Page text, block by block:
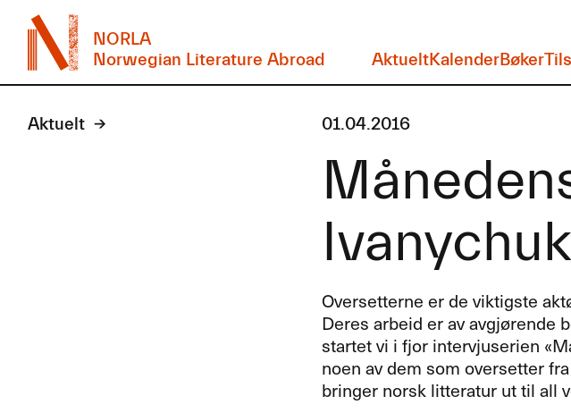
NORLA
Norwegian Literature Abroad
AktueltKalenderBøker
Aktuelt 01.04.2016
Ivanychuk
Oversetterne er de viktigste
Deres arbeid er av avgj​ø​rende
startet vi i fjor intervjuserien
noen av dem som oversetter
bringer norsk litteratur ut til all